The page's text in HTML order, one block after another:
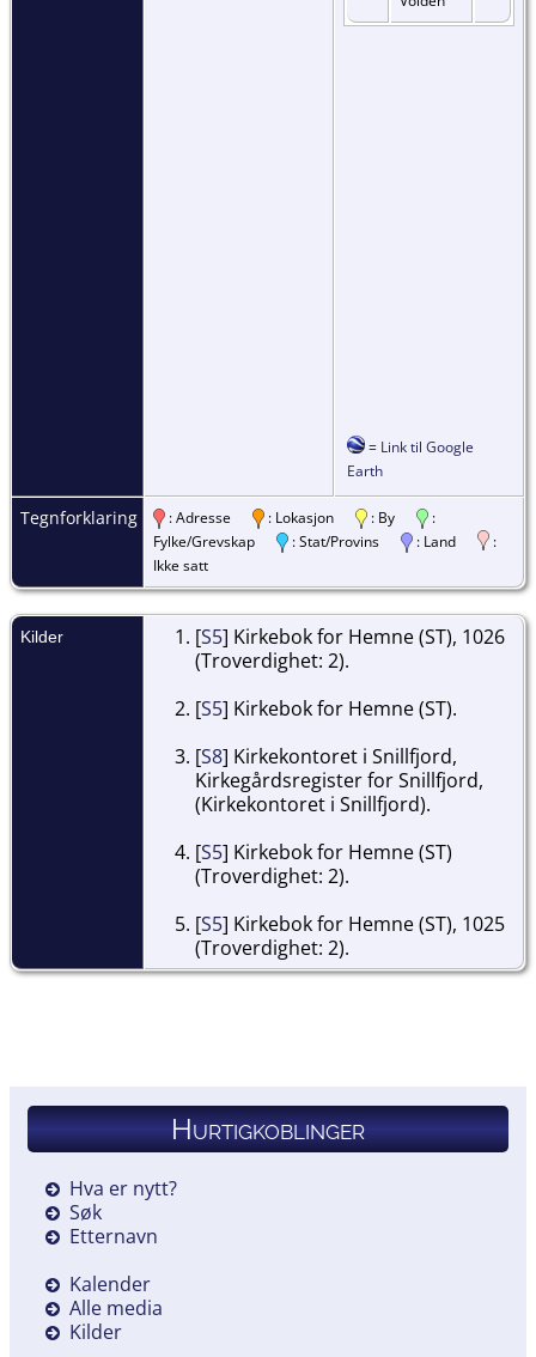
= Link til Google
Earth
Tegnforklaring : Adresse : Lokasjon : By
:
Fylke/Grevskap
: Stat/Provins : Land
:
Ikke satt
Kilder [S5] Kirkebok for Hemne (ST), 1026
(Troverdighet: 2).
[S5] Kirkebok for Hemne (ST).
[S8] Kirkekontoret i Snillfjord,
Kirkegårdsregister for Snillfjord,
(Kirkekontoret i Snillfjord).
[S5] Kirkebok for Hemne (ST)
(Troverdighet: 2).
[S5] Kirkebok for Hemne (ST), 1025
(Troverdighet: 2).
Hurtigkoblinger
Hva er nytt?
Søk
Etternavn
Kalender
Alle media
Kilder